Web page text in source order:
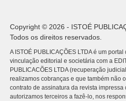
Copyright © 2026 - ISTOÉ
Todos os direitos reservados.
A ISTOÉ PUBLICAÇÕES LTDA é um
vinculação editorial e societária com a
PUBLICACÕES LTDA (recuperação
realizamos cobranças e que também não
contrato de assinatura da revista impressa
autorizamos terceiros a fazê-lo, nos